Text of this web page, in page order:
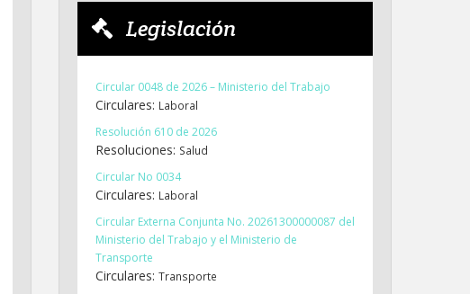
Legislación
Circular 0048 de 2026 – Ministerio del Trabajo
Circulares: Laboral
Resolución 610 de 2026
Resoluciones: Salud
Circular No 0034
Circulares: Laboral
Circular Externa Conjunta No. 20261300000087 del
Ministerio del Trabajo y el Ministerio de
Transporte
Circulares: Transporte